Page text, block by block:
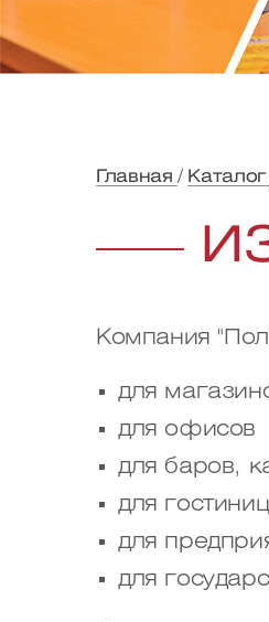
Главная Каталог
Компания
для
для офисов
для баров,
для гостиниц
для
для